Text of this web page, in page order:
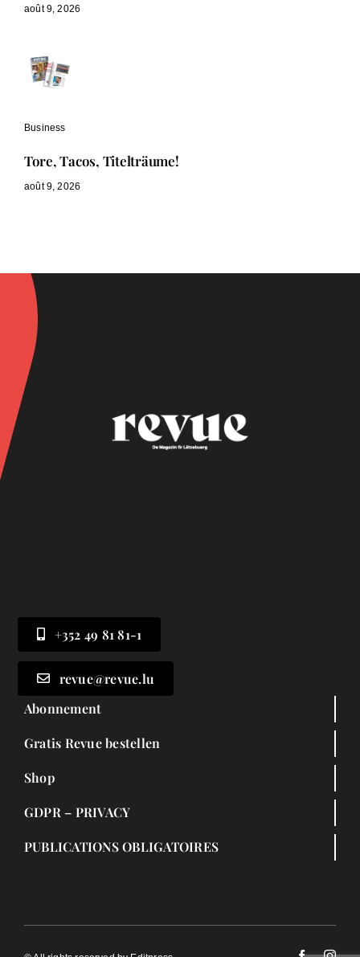
août 9, 2026
Business
Tore, Tacos, Titelträume!
août 9, 2026
+352 49 81 81-1
revue@revue.lu
Abonnement
Gratis Revue bestellen
Shop
GDPR – PRIVACY
PUBLICATIONS OBLIGATOIRES